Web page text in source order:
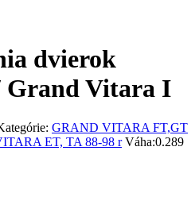
dvierok
Grand Vitara I
GRAND VITARA FT,GT
ET, TA 88-98 r Váha:0.289